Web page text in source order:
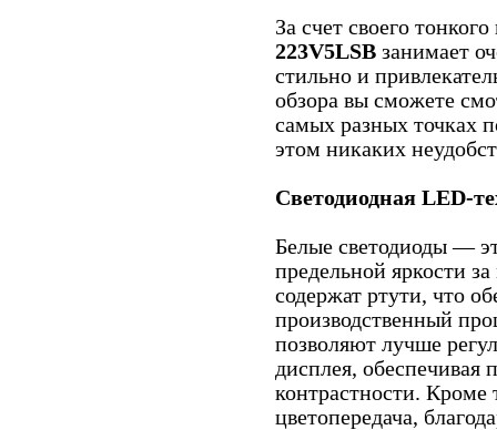
За счет своего
223V5LSB занимает
стильно и
обзора вы сможете
самых разных точках
этом никаких
Светодиодная LED-
Белые светодиоды —
предельной яркости
содержат ртути, что
производственный
позволяют лучше
дисплея, обеспечивая
контрастности. Кроме
цветопередача,